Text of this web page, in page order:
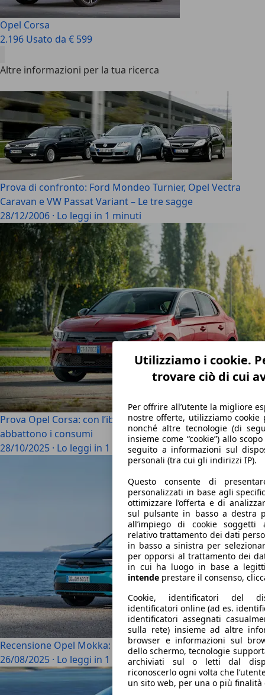
Opel Corsa
2.196 Usato da € 599
Altre informazioni per la tua ricerca
Prova di confronto: Ford Mondeo Turnier, Opel Vectra
Caravan e VW Passat Variant – Le tre sagge
28/12/2006 · Lo leggi in 1 minuti
Prova Opel Corsa: con l’ibrido da 110 CV in città si
abbattono i consumi
28/10/2025 · Lo leggi in 1 minuti
Recensione Opel Mokka: com’è fatta, pro e contro
26/08/2025 · Lo leggi in 1 minuti
Utilizziamo i cookie.
trovare ciò di cui
Per offrire all’utente la migliore
nostre offerte, utilizziamo
nonché altre tecnologie (di
insieme come “cookie”) allo
seguito a informazioni sul
personali (tra cui gli indirizzi IP).
Questo consente di
personalizzati in base agli
ottimizzare l’offerta e di
sul pulsante in basso a destra
all’impiego di cookie
relativo trattamento dei dati
in basso a sinistra per
per opporsi al trattamento dei
in cui ha luogo in base a
intende prestare il consenso,
Cookie, identificatori del
identificatori online (ad es.
identificatori assegnati
sulla rete) insieme ad altre
browser e informazioni sul
dello schermo, tecnologie
archiviati sul o letti dal
riconoscerlo ogni volta che
un sito web, per una o più